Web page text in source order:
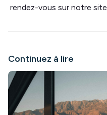
rendez-vous sur notre site
Continuez à lire